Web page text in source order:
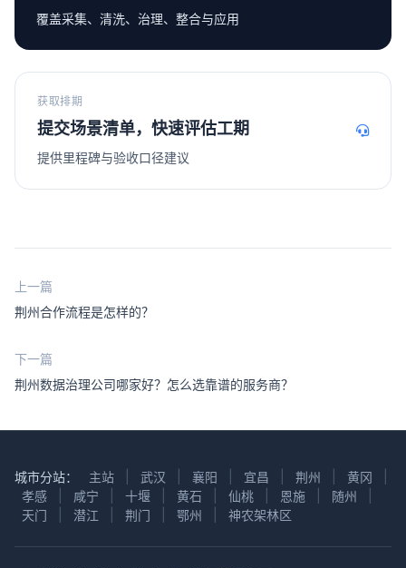
覆盖采集、清洗、治理、整合与应用
获取排期
提交场景清单，快速评估工期
提供里程碑与验收口径建议
上一篇
荆州合作流程是怎样的？
下一篇
荆州数据治理公司哪家好？怎么选靠谱的服务商？
城市分站： 主站 武汉 襄阳 宜昌 荆州 黄冈
孝感
咸宁 十堰 黄石 仙桃 恩施 随州
天门
潜江 荆门 鄂州 神农架林区